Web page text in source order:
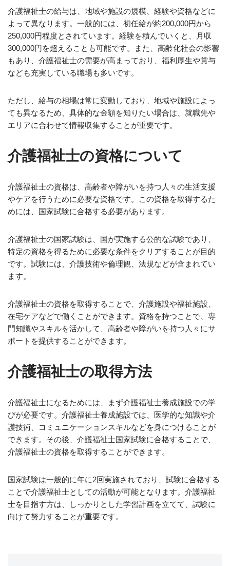
介護福祉士の給与は、地域や施設の規模、経験や資格などに
よって異なります。一般的には、初任給が約200,000円から
250,000円程度とされています。経験を積んでいくと、月収
300,000円を超えることも可能です。また、高齢化社会の影響
もあり、介護福祉士の需要が高まっており、福利厚生や賞与
なども充実している職場も多いです。
ただし、給与の相場は常に変動しており、地域や施設によっ
ても異なるため、具体的な金額を知りたい場合は、就職先や
エリアに合わせて情報収集することが重要です。
介護福祉士の資格について
介護福祉士の資格は、高齢者や障がいを持つ人々の生活支援
やケアを行うために必要な資格です。この資格を取得するた
めには、国家試験に合格する必要があります。
介護福祉士の国家試験は、国が実施する公的な試験であり、
特定の資格を得るために必要な条件をクリアすることが目的
です。試験には、介護技術や倫理観、法規などが含まれてい
ます。
介護福祉士の資格を取得することで、介護施設や福祉施設、
在宅ケアなどで働くことができます。資格を持つことで、専
門知識やスキルを活かして、高齢者や障がいを持つ人々にサ
ポートを提供することができます。
介護福祉士の取得方法
介護福祉士になるためには、まず介護福祉士養成施設での学
びが必要です。介護福祉士養成施設では、医学的な知識や介
護技術、コミュニケーションスキルなどを身につけることが
できます。その後、介護福祉士国家試験に合格することで、
介護福祉士の資格を取得することができます。
国家試験は一般的に年に2回実施されており、試験に合格する
ことで介護福祉士としての活動が可能となります。介護福祉
士を目指す方は、しっかりとした学習計画を立てて、試験に
向けて努力することが重要です。